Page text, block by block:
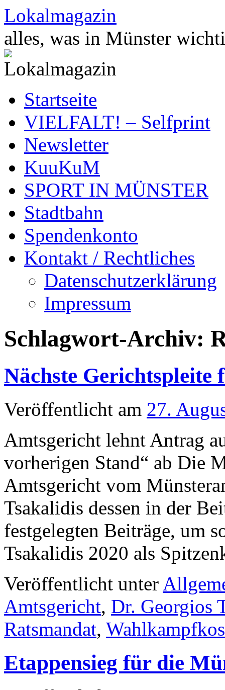
Zum
Inhalt
springen
Lokalmagazin
alles, was in Münster
Startseite
VIELFALT! – Selfprint
Newsletter
KuuKuM
SPORT IN MÜNSTER
Stadtbahn
Spendenkonto
Kontakt / Rechtliches
Datenschutzerklärung
Impressum
Schlagwort-Archiv:
Nächste Gerichtspleite
Veröffentlicht am 27.
Amtsgericht lehnt Antrag
vorherigen Stand“ ab Die
Amtsgericht vom
Tsakalidis dessen in der
festgelegten Beiträge, um
Tsakalidis 2020 als
Veröffentlicht unter
Amtsgericht, Dr. Georgios
Ratsmandat,
Etappensieg für die